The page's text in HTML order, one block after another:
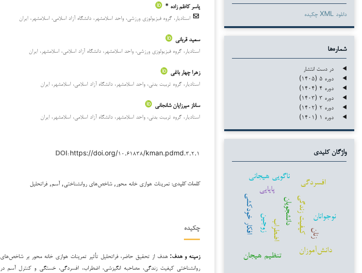
دانلود XML چکیده
شماره‌ها
در دست انتشار
دوره ۵ (۱۴۰۵)
دوره ۴ (۱۴۰۴)
دوره ۳ (۱۴۰۳)
دوره ۲ (۱۴۰۲)
دوره ۱ (۱۴۰۱)
واژگان کلیدی
اضطراب
دانشجویانکیفیت زندگی نوجوانان
افسردگی
دانش‌آموزان
زنان
تنظیم هیجان
ناگویی هیجانی
زوجین افکار خودکشی
پایایی
یاسر کاظم زاده *
استادیار، گروه فیزیولوزی ورزشی، واحد اسلامشهر، دانشگاه آزاد اسلامی، اسلامشهر، ایران
سعید قربانی
استادیار، گروه فیزیولوزی ورزشی، واحد اسلامشهر، دانشگاه آزاد اسلامی، اسلامشهر، ایران
زهرا چهار باغی
استادیار، گروه تربیت بدنی، واحد اسلامشهر، دانشگاه آزاد اسلامی، اسلامشهر، ایران
ساناز میرزایان شانجانی
استادیار، گروه تربیت بدنی، واحد اسلامشهر، دانشگاه آزاد اسلامی، اسلامشهر، ایران
DOI: https://doi.org/۱۰.۶۱۸۳۸/kman.pdmd.۳.۲.۱
کلمات کلیدی: تمرینات هوازی خانه محور, شاخص‌های روانشناختی, آسم, فراتحلیل
چکیده
زمینه و هدف: هدف از تحقیق حاضر، فراتحلیل تأثیر تمرینات هوازی خانه محور بر شاخص‌های
روانشناختی کیفیت زندگی، مصاحبه انگیزشی، اضطراب، افسردگی، خستگی و کنترل آسم در